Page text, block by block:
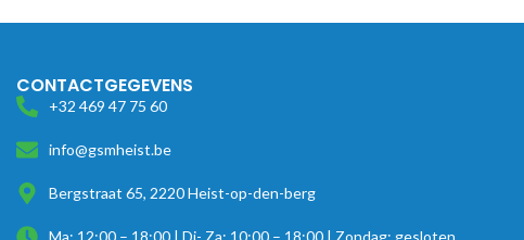
CONTACTGEGEVENS
+32 469 47 75 60
info@gsmheist.be
Bergstraat 65, 2220 Heist-op-den-berg
Ma: 12:00 – 18:00 | Di- Za: 10:00 – 18:00 | Zondag: gesloten